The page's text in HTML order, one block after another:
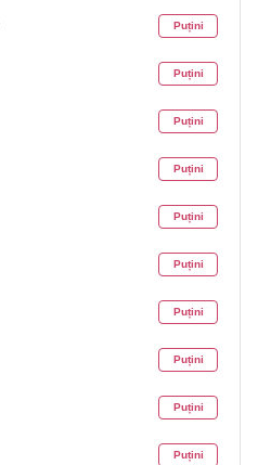
Puțini
Puțini
Puțini
Puțini
Puțini
Puțini
Puțini
Puțini
Puțini
Puțini